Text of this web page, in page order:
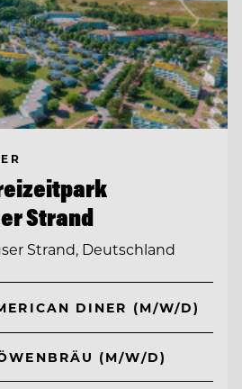
Strand
Strand, Deutschland
DINER (M/W/D)
(M/W/D)